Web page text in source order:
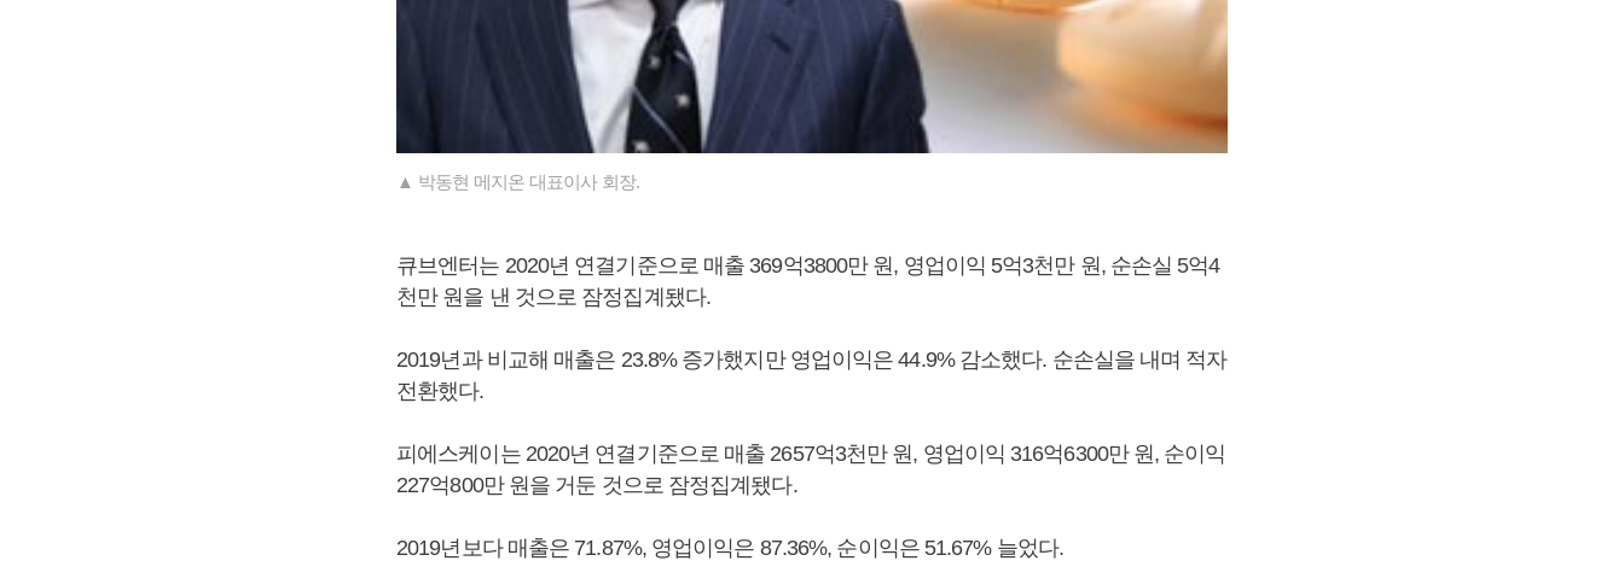
▲ 박동현 메지온 대표이사 회장.
큐브엔터는 2020년 연결기준으로 매출 369억3800만 원, 영업이익 5억3천만 원, 순손실 5억4
천만 원을 낸 것으로 잠정집계됐다.
2019년과 비교해 매출은 23.8% 증가했지만 영업이익은 44.9% 감소했다. 순손실을 내며 적자
전환했다.
피에스케이는 2020년 연결기준으로 매출 2657억3천만 원, 영업이익 316억6300만 원, 순이익
227억800만 원을 거둔 것으로 잠정집계됐다.
2019년보다 매출은 71.87%, 영업이익은 87.36%, 순이익은 51.67% 늘었다.